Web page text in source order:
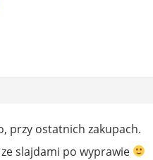
przy ostatnich zakupach.
slajdami po wyprawie